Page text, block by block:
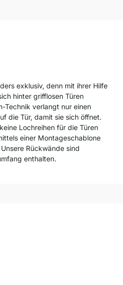
exklusiv, denn mit ihrer Hilfe
hinter grifflosen Türen
Technik verlangt nur einen
die Tür, damit sie sich öffnet.
Lochreihen für die Türen
einer Montageschablone
Rückwände sind
enthalten.